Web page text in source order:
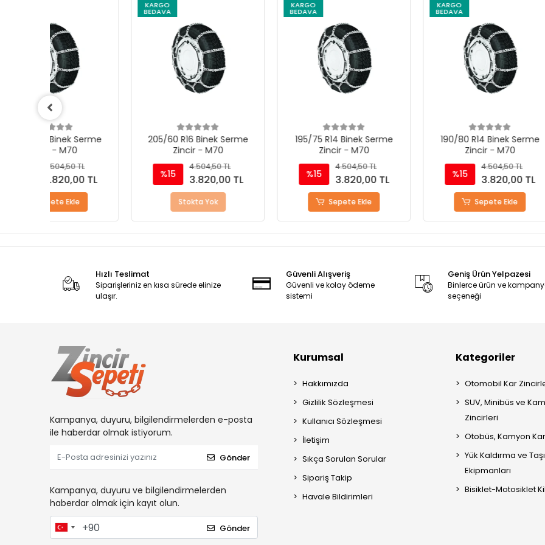
205/60 R16 Binek Serme
%15
3.820,00 TL
195/75 R14 Binek Serme
%15
3.820,00 TL
190/80 R14 Binek Serme
%15
3.820,00 TL
6.10R12
%15
Hızlı Teslimat
Siparişleriniz en kısa sürede elinize
ulaşır.
Güvenli Alışveriş
Güvenli ve kolay ödeme
sistemi
Geniş Ürün Yelpazesi
Binlerce ürün ve
seçeneği
Kampanya, duyuru, bilgilendirmelerden e-posta
ile haberdar olmak istiyorum.
Gönder
Kampanya, duyuru ve bilgilendirmelerden
haberdar olmak için kayıt olun.
Gönder
Kurumsal
Hakkımızda
Gizlilik Sözleşmesi
Kullanıcı Sözleşmesi
İletişim
Sıkça Sorulan Sorular
Sipariş Takip
Havale Bildirimleri
Kategoriler
Otomobil Kar
SUV, Minibüs ve
Zincirleri
Otobüs, Kamyon
Yük Kaldırma ve
Ekipmanları
Bisiklet-Motosiklet